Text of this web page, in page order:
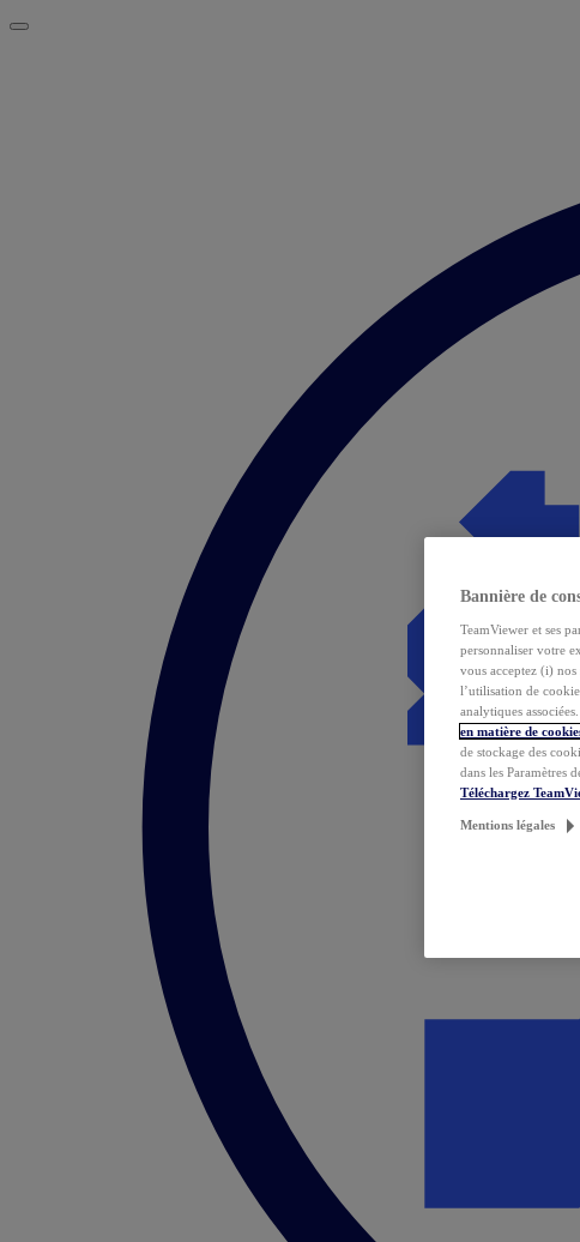
Bannière de
TeamViewer et ses
personnaliser votre
vous acceptez (i) nos
l’utilisation de
analytiques
en matière de
de stockage des
dans les Paramètres
Téléchargez
Mentions légales